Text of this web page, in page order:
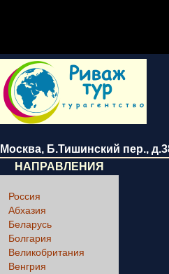
Москва, Б.Тишинский пер.,
НАПРАВЛЕНИЯ
Россия
Абхазия
Беларусь
Болгария
Великобритания
Венгрия